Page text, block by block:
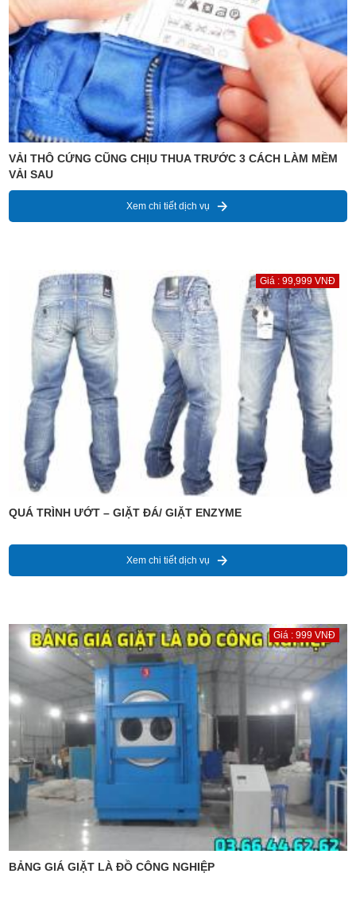
VẢI THÔ CỨNG CŨNG CHỊU THUA TRƯỚC 3 CÁCH LÀM MỀM
VẢI SAU
Xem chi tiết dịch vụ
Giá : 99,999 VNĐ
QUÁ TRÌNH ƯỚT – GIẶT ĐÁ/ GIẶT ENZYME
Xem chi tiết dịch vụ
Giá : 999 VNĐ
BẢNG GIÁ GIẶT LÀ ĐỒ CÔNG NGHIỆP